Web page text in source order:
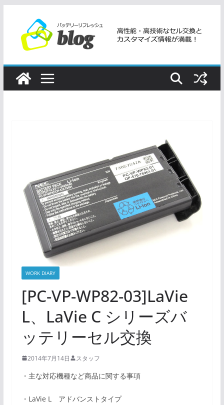
ツ
WORK DIARY
[PC-VP-WP82-03]LaVie
L、LaVie C シリーズバ
ッテリーセル交換
2014年7月14日 スタッフ
・主な対応機種など商品に関する事項
・LaVie L アドバンストタイプ